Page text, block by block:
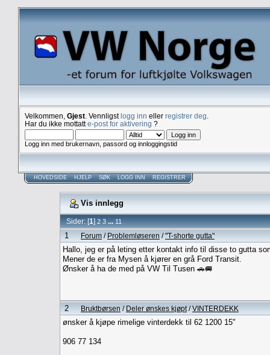
Velkommen, Gjest . Vennligstlogg inn eller registrer deg
Har du ikke mottatte-post for aktivering ?
Logg inn med brukernavn, passord og innloggingstid
HOVEDSIDE HJELP SØK LOGG INN REGISTRER
Vis innlegg
Sider: [1]2 3 ...11
1 Forum / Problemløseren /"T-shorte gutta"
Hallo, jeg er på leting etter kontakt info til disse to gutta
Mener de er fra Mysen å kjører en grå Ford Transit.
Ønsker å ha de med på VW Til Tusen 🚗🚐
2 Bruktbørsen / Deler ønskes kjøpt/VINTERDEKK
ønsker å kjøpe rimelige vinterdekk til 62 1200 15"
906 77 134